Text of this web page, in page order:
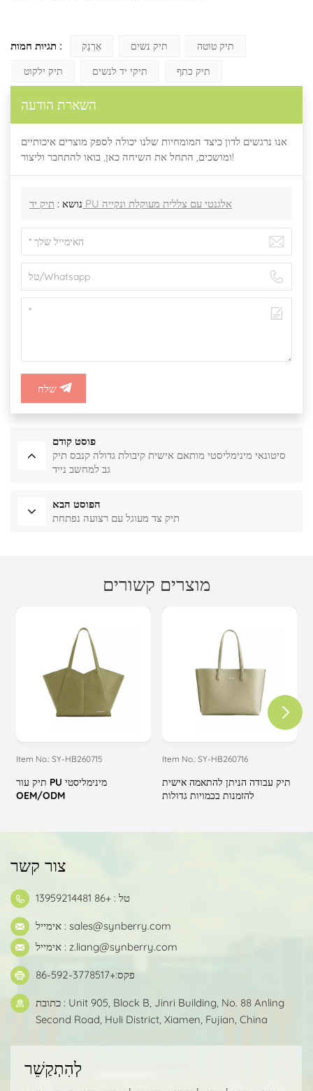
תגיות חמות : אַרְנָק תיק נשים
תיק טוטה
תיק ילקוט
תיקי יד לנשים תיק כתף
השארת הודעה
אנו נרגשים לדון כיצד המומחיות שלנו יכולה לספק מוצרים איכותיים
ומושכים, התחל את השיחה כאן, בואו להתחבר וליצור!
נושא : תיק יד PU אלגנטי עם צללית מעוקלת ונקייה
שלח
פוסט קודם
סיטונאי מינימליסטי מותאם אישית קיבולת גדולה קנבס תיק
גב למחשב נייד
הפוסט הבא
תיק צד מעוגל עם רצועה נפתחת
מוצרים קשורים
Item No.: SY-HB260715
תיק עור PU מינימליסטי
OEM/ODM
Item No.: SY-HB260716
תיק עבודה הניתן להתאמה אישית
להזמנות בכמויות גדולות
צור קשר
טל : +86 13959214481
אימייל : sales@synberry.com
אימייל : z.liang@synberry.com
פקס:+86-592-3778517
כתובת : Unit 905, Block B, Jinri Building, No. 88 Anling
Second Road, Huli District, Xiamen, Fujian, China
לְהִתְקַשֵׁר